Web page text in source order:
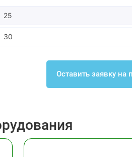
25
30
Оставить заявку на